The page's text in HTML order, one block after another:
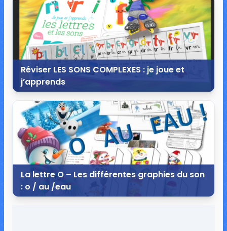
Réviser LES SONS COMPLEXES : je joue et
j’apprends
28 octobre 2017
77 commentaires
131 113 vues
La lettre O – Les différentes graphies du son
: o / au /eau